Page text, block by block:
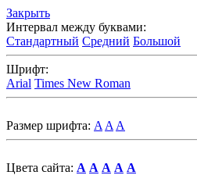
Закрыть
Интервал между буквами:
Стандартный Средний Большой
Шрифт:
Arial Times New Roman
Размер шрифта: A A A
Цвета сайта: A A A A A